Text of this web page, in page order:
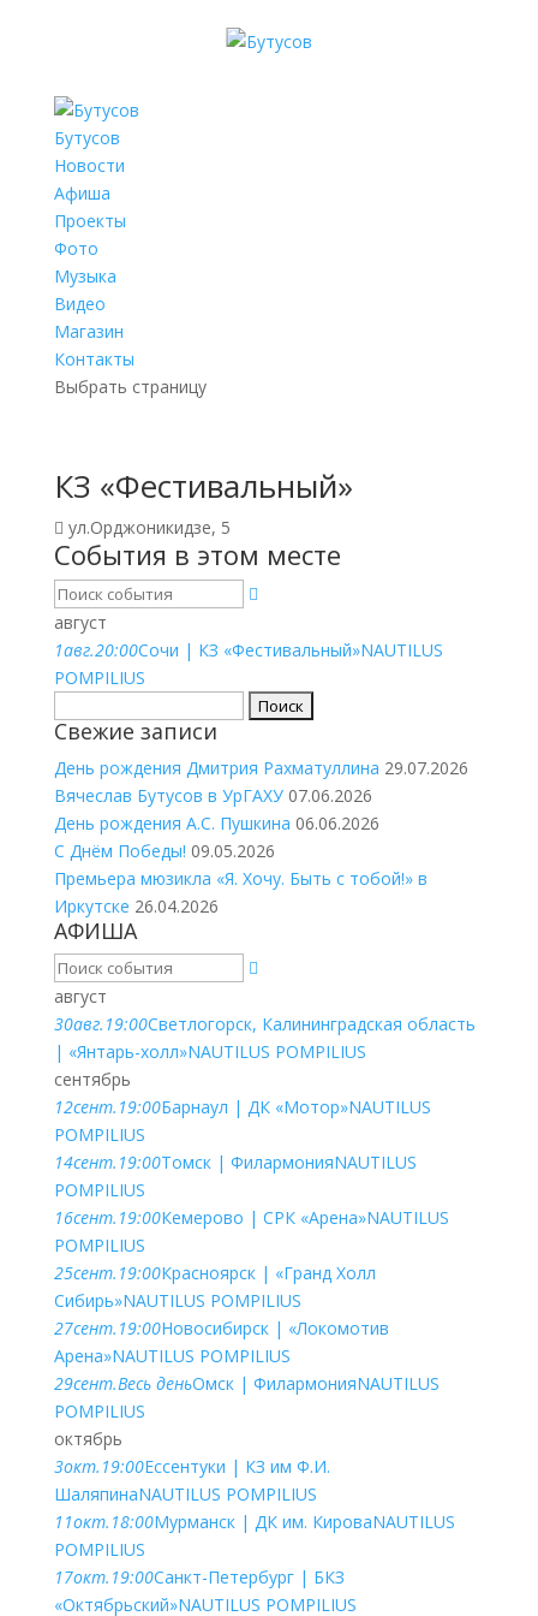
Бутусов
Новости
Афиша
Проекты
Фото
Музыка
Видео
Магазин
Контакты
Выбрать страницу
КЗ «Фестивальный»
ул.Орджоникидзе, 5
События в этом месте
август
1авг.20:00Сочи | КЗ «Фестивальный»NAUTILUS
POMPILIUS
Свежие записи
День рождения Дмитрия Рахматуллина 29.07.2026
Вячеслав Бутусов в УрГАХУ 07.06.2026
День рождения А.С. Пушкина 06.06.2026
С Днём Победы! 09.05.2026
Премьера мюзикла «Я. Хочу. Быть с тобой!» в
Иркутске 26.04.2026
АФИША
август
30авг. 19:00Светлогорск, Калининградская область
| «Янтарь-холл»NAUTILUS POMPILIUS
сентябрь
12сент. 19:00Барнаул | ДК «Мотор»NAUTILUS
POMPILIUS
14сент. 19:00Томск | ФилармонияNAUTILUS
POMPILIUS
16сент. 19:00Кемерово | СРК «Арена»NAUTILUS
POMPILIUS
25сент. 19:00Красноярск | «Гранд Холл
Сибирь»NAUTILUS POMPILIUS
27сент. 19:00Новосибирск | «Локомотив
Арена»NAUTILUS POMPILIUS
29сент.Весь деньОмск | ФилармонияNAUTILUS
POMPILIUS
октябрь
3окт. 19:00Ессентуки | КЗ им Ф.И.
ШаляпинаNAUTILUS POMPILIUS
11окт. 18:00Мурманск | ДК им. КироваNAUTILUS
POMPILIUS
17окт. 19:00Санкт-Петербург | БКЗ
«Октябрьский»NAUTILUS POMPILIUS